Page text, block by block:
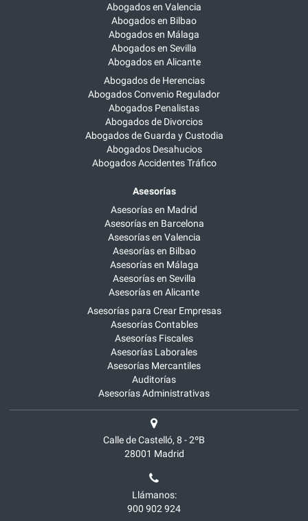
Abogados en Valencia
Abogados en Bilbao
Abogados en Málaga
Abogados en Sevilla
Abogados en Alicante
Abogados de Herencias
Abogados Convenio Regulador
Abogados Penalistas
Abogados de Divorcios
Abogados de Guarda y Custodia
Abogados Desahucios
Abogados Accidentes Tráfico
Asesorías
Asesorías en Madrid
Asesorías en Barcelona
Asesorías en Valencia
Asesorías en Bilbao
Asesorías en Málaga
Asesorías en Sevilla
Asesorías en Alicante
Asesorías para Crear Empresas
Asesorías Contables
Asesorías Fiscales
Asesorías Laborales
Asesorías Mercantiles
Auditorías
Asesorías Administrativas
Calle de Castelló, 8 - 2ºB
28001 Madrid
Llámanos:
900 902 924